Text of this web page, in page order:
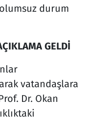
durum
GELDİ
vatandaşlara
Dr. Okan